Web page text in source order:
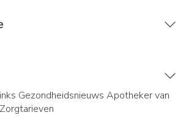
Gezondheidsnieuws Apotheker van
Zorgtarieven